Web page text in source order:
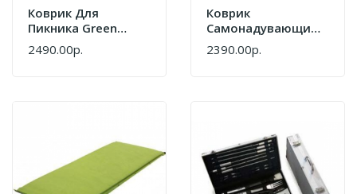
Коврик Для
Пикника Green
Glade P9012
2490.00р.
Коврик
Самонадувающийся
Lex M1864
2390.00р.